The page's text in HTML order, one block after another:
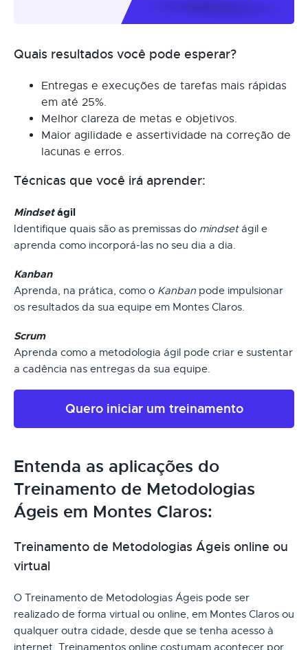
Quais resultados você pode esperar?
Entregas e execuções de tarefas mais rápidas
em até 25%.
Melhor clareza de metas e objetivos.
Maior agilidade e assertividade na correção de
lacunas e erros.
Técnicas que você irá aprender:
Mindsetágil
Identifique quais são as premissas do mindsetágil e
aprenda como incorporá-las no seu dia a dia.
Kanban
Aprenda, na prática, como o Kanban pode impulsionar
os resultados da sua equipe em Montes Claros.
Scrum
Aprenda como a metodologia ágil pode criar e sustentar
a cadência nas entregas da sua equipe.
Quero iniciar um treinamento
Entenda as aplicações do
Treinamento de Metodologias
Ágeis em Montes Claros:
Treinamento de Metodologias Ágeis online ou
virtual
O Treinamento de Metodologias Ágeis pode ser
realizado de forma virtual ou online, em Montes Claros ou
qualquer outra cidade, desde que se tenha acesso à
internet. Treinamentos online costumam acontecer por